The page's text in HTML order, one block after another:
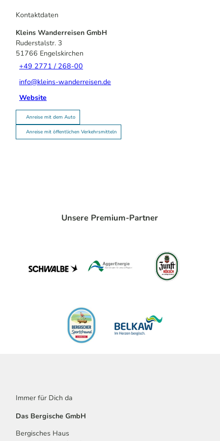
Kontaktdaten
Kleins Wanderreisen GmbH
Ruderstalstr. 3
51766 Engelskirchen
+49 2771 / 268-00
info@kleins-wanderreisen.de
Website
Anreise mit dem Auto
Anreise mit öffentlichen Verkehrsmitteln
Unsere Premium-Partner
Immer für Dich da
Das Bergische GmbH
Bergisches Haus